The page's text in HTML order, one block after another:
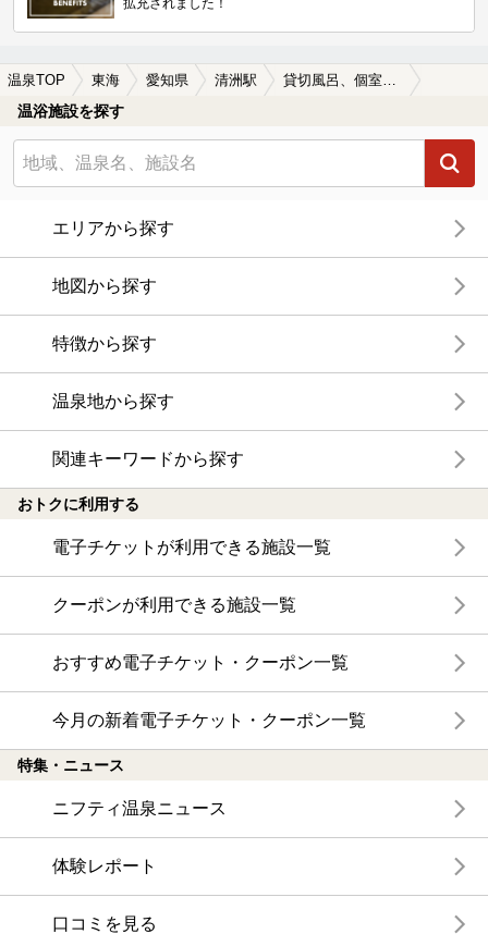
温泉TOP 東海 愛知県 清洲駅
温浴施設を探す
エリアから探す
地図から探す
特徴から探す
温泉地から探す
関連キーワードから探す
おトクに利用する
電子チケットが利用できる施設一覧
クーポンが利用できる施設一覧
おすすめ電子チケット・クーポン一覧
今月の新着電子チケット・クーポン一覧
特集・ニュース
ニフティ温泉ニュース
体験レポート
口コミを見る